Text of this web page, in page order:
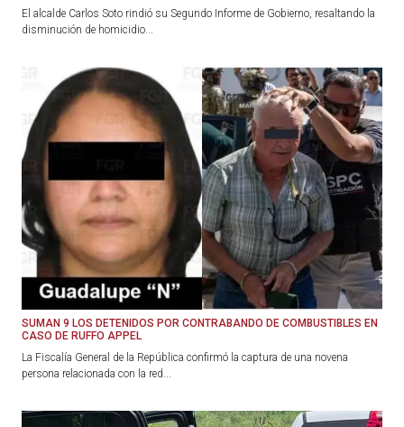
El alcalde Carlos Soto rindió su Segundo Informe de Gobierno, resaltando la
disminución de homicidio...
SUMAN 9 LOS DETENIDOS POR CONTRABANDO DE COMBUSTIBLES EN
CASO DE RUFFO APPEL
La Fiscalía General de la República confirmó la captura de una novena
persona relacionada con la red...